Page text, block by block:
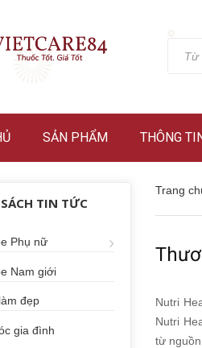
SẢN PHẨM THÔNG
Trang
Nutri
Nutri
từ
TIN TỨC
Phụ nữ
Nam giới
đẹp
gia đình